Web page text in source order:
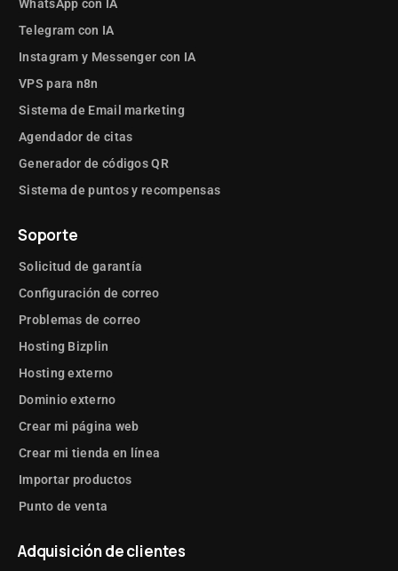
WhatsApp con IA
Telegram con IA
Instagram y Messenger con IA
VPS para n8n
Sistema de Email marketing
Agendador de citas
Generador de códigos QR
Sistema de puntos y recompensas
Soporte
Solicitud de garantía
Configuración de correo
Problemas de correo
Hosting Bizplin
Hosting externo
Dominio externo
Crear mi página web
Crear mi tienda en línea
Importar productos
Punto de venta
Adquisición de clientes